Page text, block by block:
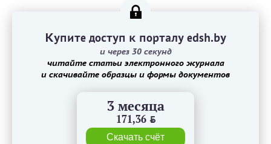
Купите доступ к порталу edsh.by
и через 30 секунд
читайте статьи электронного журнала
и скачивайте образцы и формы документов
3 месяца
171,36 BYN
Скачать счёт